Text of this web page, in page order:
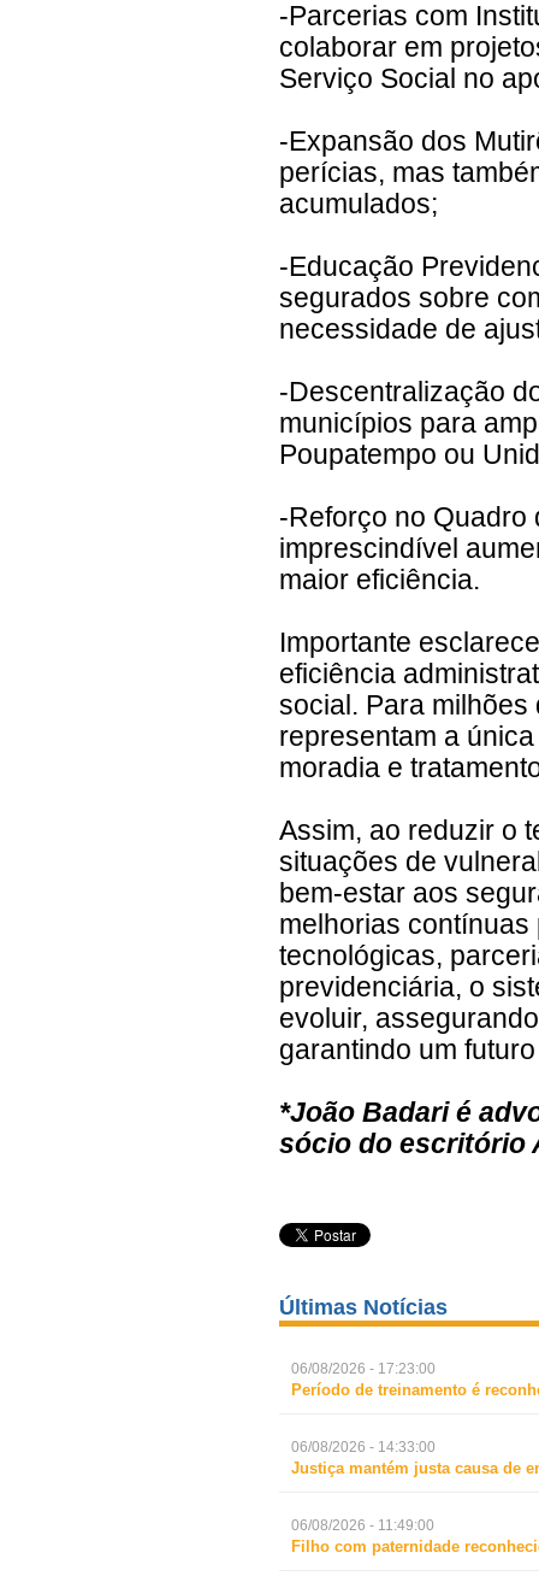
-Parcerias com
colaborar em
Serviço Social no
-Expansão dos
perícias, mas
acumulados;
-Educação
segurados sobre
necessidade de
-Descentralização
municípios para
Poupatempo ou
-Reforço no Quadro
imprescindível
maior eficiência.
Importante
eficiência
social. Para
representam a
moradia e
Assim, ao reduzir o
situações de
bem-estar aos
melhorias
tecnológicas,
previdenciária, o
evoluir,
garantindo um
*João Badari é
sócio do escritório
Últimas Notícias
06/08/2026 - 17:23:00
Período de treinamento é
06/08/2026 - 14:33:00
Justiça mantém justa causa de
06/08/2026 - 11:49:00
Filho com paternidade